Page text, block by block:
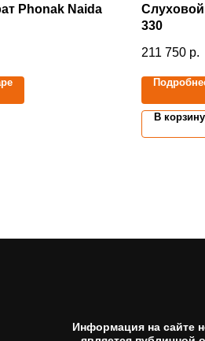
Phonak Naida
Слуховой
330
211 750 р.
В корзину
Информация на сайте